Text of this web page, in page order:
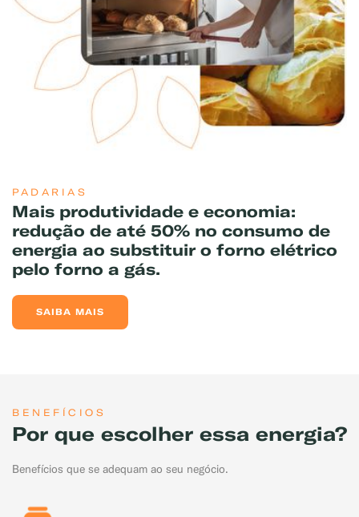
PADARIAS
Mais produtividade e economia:
redução de até 50% no consumo de
energia ao substituir o forno elétrico
pelo forno a gás.
SAIBA MAIS
BENEFÍCIOS
Por que escolher essa energia?
Benefícios que se adequam ao seu negócio.